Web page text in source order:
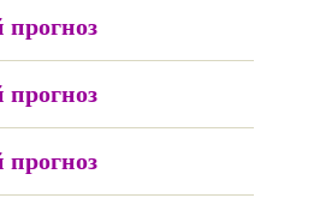
прогноз
прогноз
прогноз